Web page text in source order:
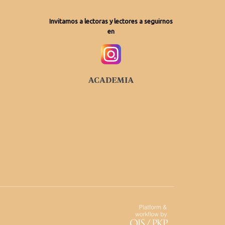
Invitamos a lectoras y lectores a seguirnos
en